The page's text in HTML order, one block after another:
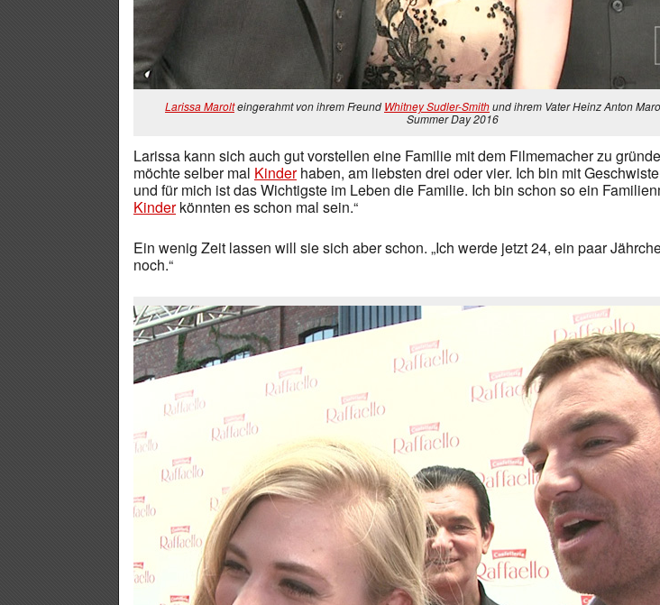
Larissa Marolteingerahmt von ihrem Freund Whitney Sudler-Smithund ihrem Vater Heinz Anton
Summer Day 2016
Larissa kann sich auch gut vorstellen eine Familie mit dem Filmemacher zu
möchte selber mal Kinderhaben, am liebsten drei oder vier. Ich bin mit
und für mich ist das Wichtigste im Leben die Familie. Ich bin schon so ein
Kinderkönnten es schon mal sein.“
Ein wenig Zeit lassen will sie sich aber schon. „Ich werde jetzt 24, ein paar
noch.“